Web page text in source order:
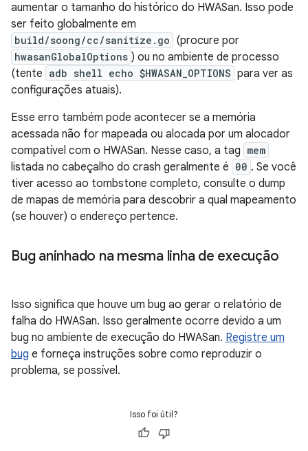
aumentar o tamanho do histórico do HWASan. Isso pode
ser feito globalmente em
build/soong/cc/sanitize.go (procure por
hwasanGlobalOptions ) ou no ambiente de processo
(tente adb shell echo $HWASAN_OPTIONS para ver as
configurações atuais).
Esse erro também pode acontecer se a memória
acessada não for mapeada ou alocada por um alocador
compatível com o HWASan. Nesse caso, a tag mem
listada no cabeçalho do crash geralmente é 00 . Se você
tiver acesso ao tombstone completo, consulte o dump
de mapas de memória para descobrir a qual mapeamento
(se houver) o endereço pertence.
Bug aninhado na mesma linha de execução
Isso significa que houve um bug ao gerar o relatório de
falha do HWASan. Isso geralmente ocorre devido a um
bug no ambiente de execução do HWASan. Registre um
bug e forneça instruções sobre como reproduzir o
problema, se possível.
Isso foi útil?